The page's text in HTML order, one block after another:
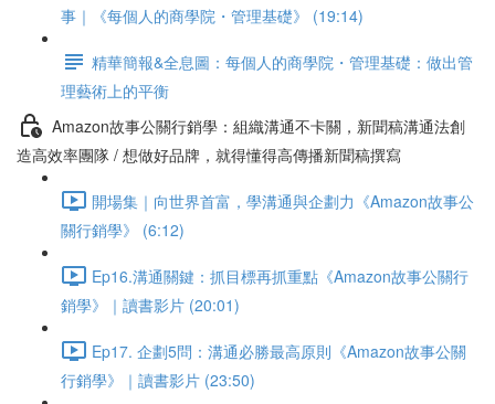
事｜《每個人的商學院・管理基礎》 (19:14)
精華簡報&全息圖：每個人的商學院・管理基礎：做出管
理藝術上的平衡
Amazon故事公關行銷學：組織溝通不卡關，新聞稿溝通法創
造高效率團隊 / 想做好品牌，就得懂得高傳播新聞稿撰寫
開場集｜向世界首富，學溝通與企劃力《Amazon故事公
關行銷學》 (6:12)
Ep16.溝通關鍵：抓目標再抓重點《Amazon故事公關行
銷學》｜讀書影片 (20:01)
Ep17. 企劃5問：溝通必勝最高原則《Amazon故事公關
行銷學》｜讀書影片 (23:50)